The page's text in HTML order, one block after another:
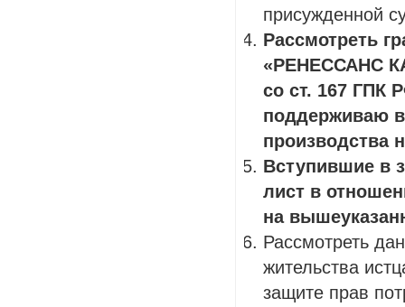
присужденной
Рассмотреть
«РЕНЕССАНС
со ст. 167 ГПК
поддерживаю
производства
Вступившие в
лист в
на
Рассмотреть
жительства
защите прав